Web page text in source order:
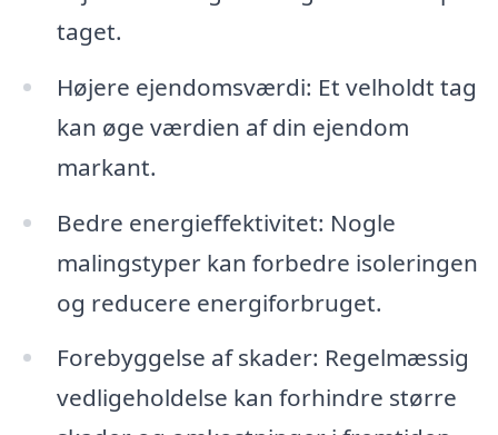
taget.
Højere ejendomsværdi: Et velholdt tag
kan øge værdien af din ejendom
markant.
Bedre energieffektivitet: Nogle
malingstyper kan forbedre isoleringen
og reducere energiforbruget.
Forebyggelse af skader: Regelmæssig
vedligeholdelse kan forhindre større